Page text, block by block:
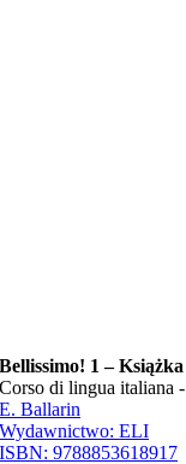
Bellissimo! 1 –
Corso di lingua italiana
E. Ballarin
Wydawnictwo:ELI
ISBN:9788853618917